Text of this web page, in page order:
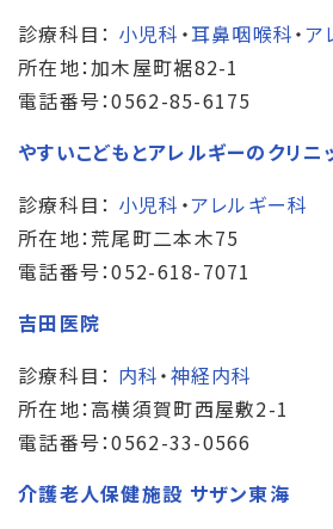
診療科目： 小児科 ・耳鼻咽喉科・ア
所在地：加木屋町裾82-1
電話番号：0562-85-6175
やすいこどもとアレルギーのクリニ
診療科目： 小児科 ・アレルギー科
所在地：荒尾町二本木75
電話番号：052-618-7071
吉田医院
診療科目： 内科・神経内科
所在地：高横須賀町西屋敷2-1
電話番号：0562-33-0566
介護老人保健施設 サザン東海